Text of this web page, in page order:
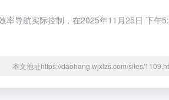
率导航实际控制，在2025年11月25日 下午
本文地址https://daohang.wjxlzs.com/sites/